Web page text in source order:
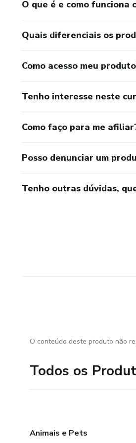
O que é e como funciona
Quais diferenciais os
Como acesso meu
Tenho interesse neste
Como faço para me
Posso denunciar um
Tenho outras dúvidas,
O conteúdo deste produto não
Todos os
Animais e Pets